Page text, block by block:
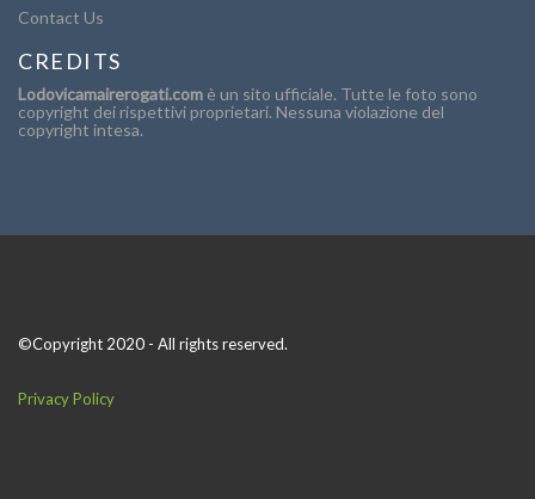
Contact Us
CREDITS
Lodovicamairerogati.com è un sito ufficiale. Tutte le foto sono
copyright dei rispettivi proprietari. Nessuna violazione del
copyright intesa.
©Copyright 2020 - All rights reserved.
Privacy Policy